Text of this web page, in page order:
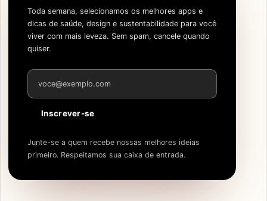
Toda semana, selecionamos os melhores apps e
dicas de saúde, design e sustentabilidade para você
viver com mais leveza. Sem spam, cancele quando
quiser.
Endereço de e-mail
Inscrever-se
Junte-se a quem recebe nossas melhores ideias
primeiro. Respeitamos sua caixa de entrada.